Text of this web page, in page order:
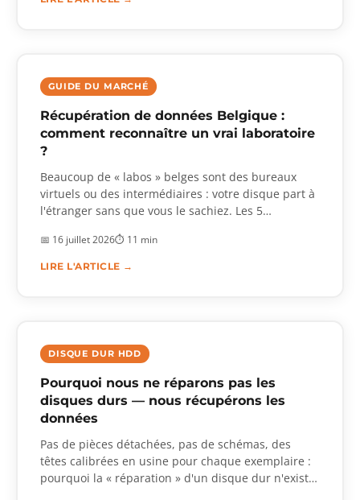
GUIDE DU MARCHÉ
Récupération de données Belgique :
comment reconnaître un vrai laboratoire
?
Beaucoup de « labos » belges sont des bureaux
virtuels ou des intermédiaires : votre disque part à
l'étranger sans que vous le sachiez. Les 5
les 3 modèles économiques du marché, et
pourquoi c'est essentiel pour le RGPD.
📅 16 juillet 2026⏱ 11 min
LIRE L'ARTICLE →
DISQUE DUR HDD
Pourquoi nous ne réparons pas les
disques durs — nous récupérons les
données
Pas de pièces détachées, pas de schémas, des
têtes calibrées en usine pour chaque exemplaire :
pourquoi la « réparation » d'un disque dur n'existe